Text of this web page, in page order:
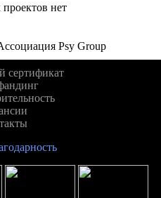
нет
Psy Group
сертификат